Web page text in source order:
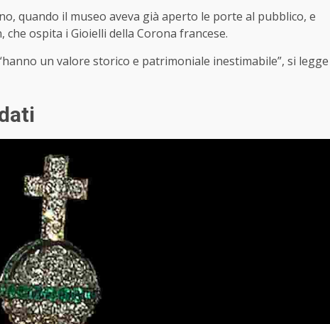
quando il museo aveva già aperto le porte al pubblico, e
che ospita i Gioielli della Corona francese.
un valore storico e patrimoniale inestimabile”, si legge